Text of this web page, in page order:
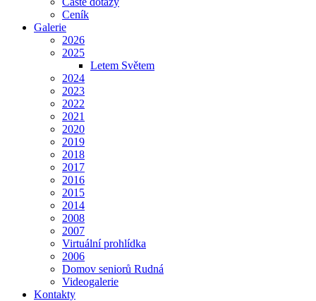
Ceník
Galerie
2026
2025
Letem Světem
2024
2023
2022
2021
2020
2019
2018
2017
2016
2015
2014
2008
2007
Virtuální prohlídka
2006
Domov seniorů Rudná
Videogalerie
Kontakty